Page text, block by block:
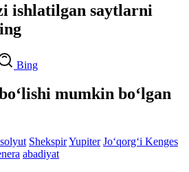
ishlatilgan saytlarni
Bing
mumkin bo‘lgan
ShekspirYupiter Jo‘qorg‘i Kenges
abadiyat